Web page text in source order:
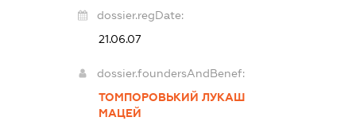
dossier.regDate:
21.06.07
dossier.foundersAndBenef:
ТОМПОРОВЬКИЙ ЛУКАШ
МАЦЕЙ